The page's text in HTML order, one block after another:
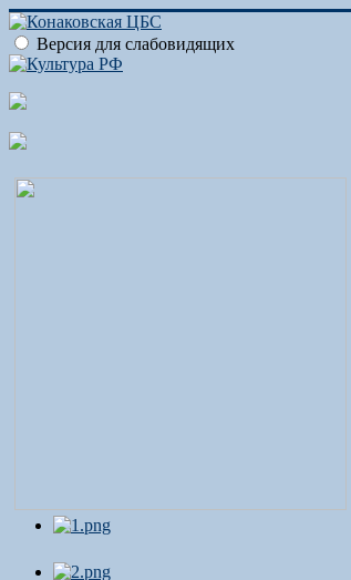
Версия для слабовидящих